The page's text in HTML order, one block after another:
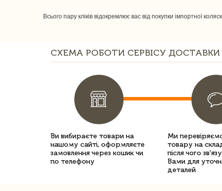
Всього пару кліків відокремлює вас від покупки імпортної
СХЕМА РОБОТИ СЕРВІСУ ДОСТАВКИ
Ви вибираєте товари на
нашому сайті, оформляєте
замовлення через кошик чи
по телефону
Ми
товару на
після чого
Вами для
деталей